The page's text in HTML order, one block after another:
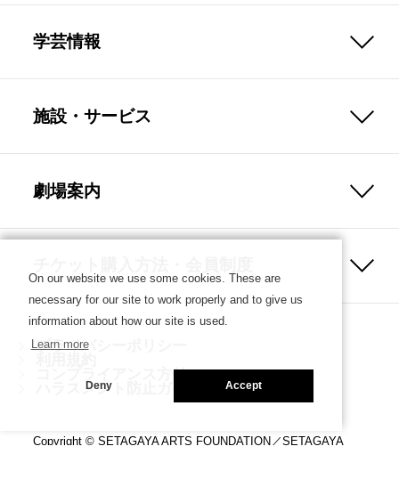
学芸情報
施設・サービス
劇場案内
プライバシーポリシー
コンプライアンス方針
ハラスメント防止ガイドライン
Copyright © SETAGAYA ARTS FOUNDATION／SETAGAYA
On our website we use some cookies. These are
necessary for our site to work properly and to give us
information about how our site is used.
Learn more
Deny Accept